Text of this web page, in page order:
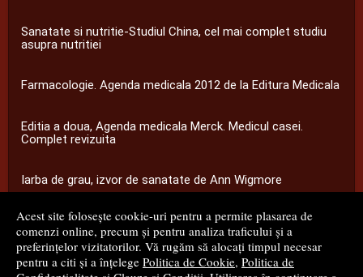
Acest site folosește cookie-uri pentru a permite plasarea de
comenzi online, precum și pentru analiza traficului și a
preferințelor vizitatorilor. Vă rugăm să alocați timpul necesar
pentru a citi și a înțelege Politica de Cookie, Politica de
Sanatate si nutritie-Studiul China, cel mai complet studiu
asupra nutritiei
Farmacologie. Agenda medicala 2012 de la Editura Medicala
Editia a doua, Agenda medicala Merck. Medicul casei.
Complet revizuita
Iarba de grau, izvor de sanatate de Ann Wigmore
...toate știrile
© 2008 - 2026S.C. M.G. Net Distribution S.R.L.